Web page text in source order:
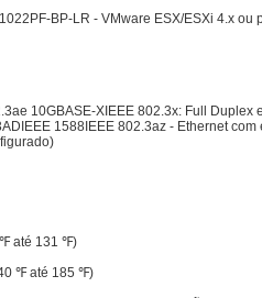
BP-LR - VMware ESX/ESXi 4.x ou
10GBASE-XIEEE 802.3x: Full
1588IEEE 802.3az - Ethernet
até 131 ℉)
℉ até 185 ℉)